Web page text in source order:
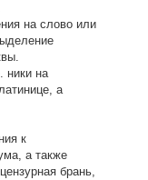
на слово или
ники на
а
к
а также
брань,